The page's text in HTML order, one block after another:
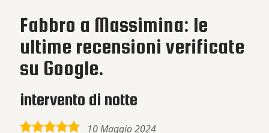
Fabbro a Massimina: le
ultime recensioni verificate
su Google.
intervento di notte
5,0
10 Maggio 2024